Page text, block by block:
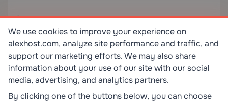
fi
elif [[ -r "$nvm_path/.nvmrc" && -r "$nvm_path" ]];
then
declare nvm_version
We use cookies to improve your experience on
alexhost.com, analyze site performance and traffic, and
support our marketing efforts. We may also share
information about your use of our site with our social
media, advertising, and analytics partners.
By clicking one of the buttons below, you can choose